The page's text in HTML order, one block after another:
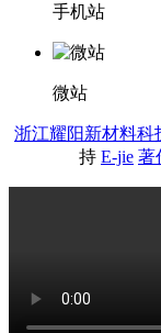
手机站
微站
浙江耀阳新材料科
持 E-jie 著